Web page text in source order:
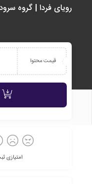
رویای فردا | گروه
قیمت محتوا
امتیازی